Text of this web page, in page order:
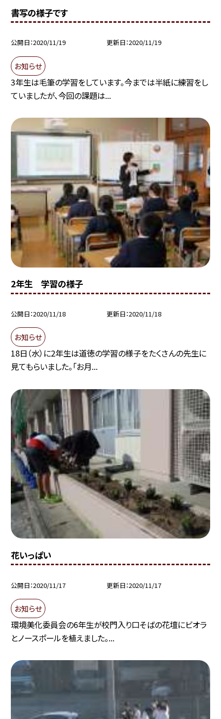
書写の様子です
公開日 2020/11/19 更新日 2020/11/19
お知らせ
3年生は毛筆の学習をしています。今までは半紙に練習をし
ていましたが、今回の課題は...
2年生 学習の様子
公開日 2020/11/18 更新日 2020/11/18
お知らせ
18日（水）に2年生は道徳の学習の様子をたくさんの先生に
見てもらいました。「お月...
花いっぱい
公開日 2020/11/17 更新日 2020/11/17
お知らせ
環境美化委員会の6年生が校門入り口そばの花壇にビオラ
とノースポールを植えました。...